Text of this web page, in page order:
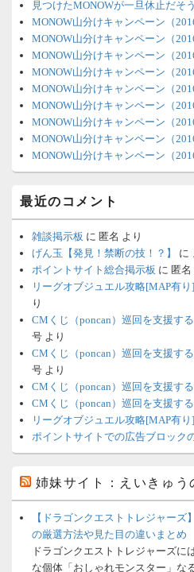
ェ
ッ
ア
見つけたMONOWが一旦休止だそ
MONOW山分けキャンペーン（
MONOW山分けキャンペーン（
MONOW山分けキャンペーン（
MONOW山分けキャンペーン（
MONOW山分けキャンペーン（
MONOW山分けキャンペーン（
MONOW山分けキャンペーン（
MONOW山分けキャンペーン（
MONOW山分けキャンペーン（
最近のコメント
雑談掲示板 に 匿名 より
げん玉【発見！禁断の技！？】
に
ポイントサイト総合掲示板 に 匿名
リーグオブジュエル攻略[MAP有り]
り
CMくじ（poncan）巡回を支援す
号 より
CMくじ（poncan）巡回を支援す
号 より
CMくじ（poncan）巡回を支援す
CMくじ（poncan）巡回を支援す
リーグオブジュエル攻略[MAP有り]
ポイントサイトでの広告ブロック
姉妹サイト：えいきゅう
【ドラゴンクエストトレジャー
の厳選方法や見た目の違いまとめ
ドラゴンクエストトレジャーズに
な個体「おしゃれモンスター」